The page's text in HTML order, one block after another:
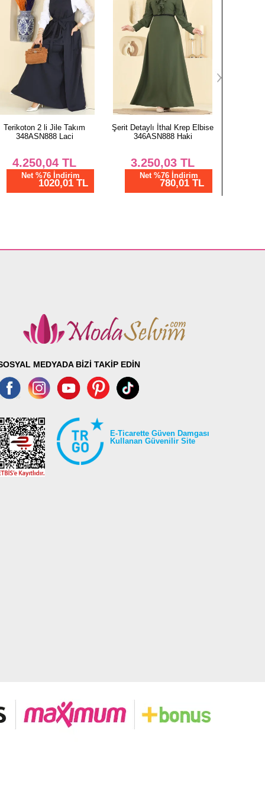
Detaylı İthal Krep Elbise
346ASN888 Haki
3.250,03 TL
Net %76 İndirim
780,01 TL
Zikzak Desen Soft Şal Serisi
210MDI1081 Bordo
412,50TL
Net %28 İndirim
297,00 TL
MEDYADA BİZİ TAKİP EDİN
E-Ticarette Güven Damgası
Kullanan Güvenilir Site